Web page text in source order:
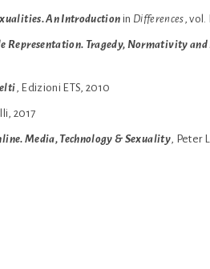
An Introduction in Differences ,
Representation. Tragedy, Normativity
, Edizioni ETS, 2010
2017
Media, Technology & Sexuality, Peter